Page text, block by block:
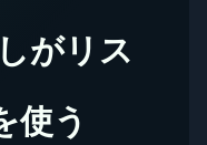
がリス
う